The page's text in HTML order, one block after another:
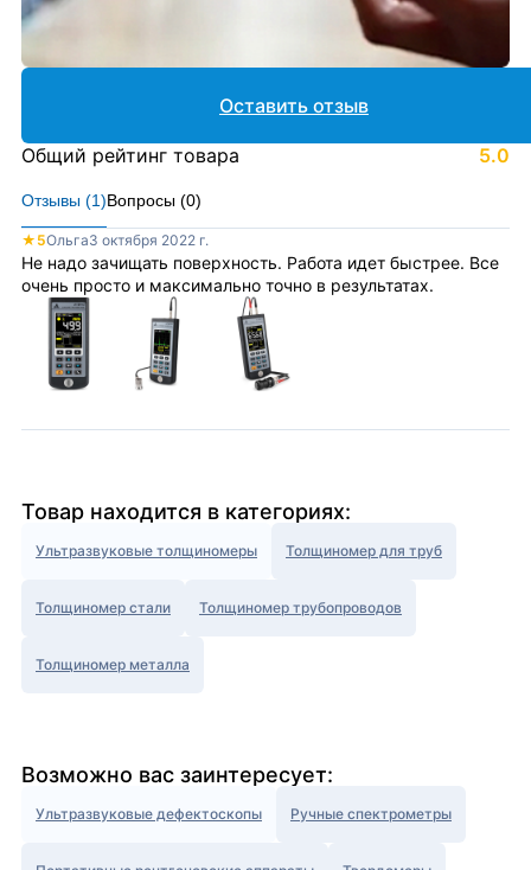
Отзывы (1)Вопросы (0)
★ 5Ольга3 октября 2022 г.
Не надо зачищать поверхность. Работа идет быстрее. Все
очень просто и максимально точно в результатах.
Оставить отзыв
Общий рейтинг товара 5.0
Товар находится в категориях:
Ультразвуковые толщиномеры Толщиномер для труб
Толщиномер стали Толщиномер трубопроводов
Толщиномер металла
Возможно вас заинтересует:
Ультразвуковые дефектоскопы Ручные спектрометры